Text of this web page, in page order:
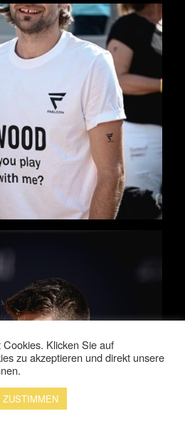
Klicken Sie auf
zu akzeptieren und direkt unsere
ZUSTIMMEN